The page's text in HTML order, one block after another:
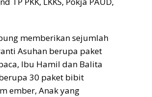
memberikan sejumlah
Asuhan berupa paket
Ibu Hamil dan Balita
30 paket bibit
ember, Anak yang